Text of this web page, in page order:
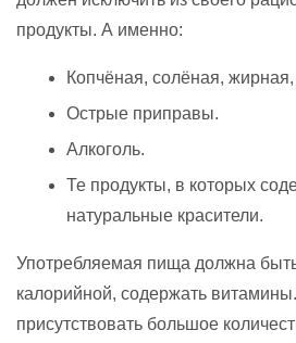
продукты. А именно:
Копчёная, солёная,
Острые приправы.
Алкоголь.
Те продукты, в которых
натуральные красители.
Употребляемая пища должна
калорийной, содержать
присутствовать большое